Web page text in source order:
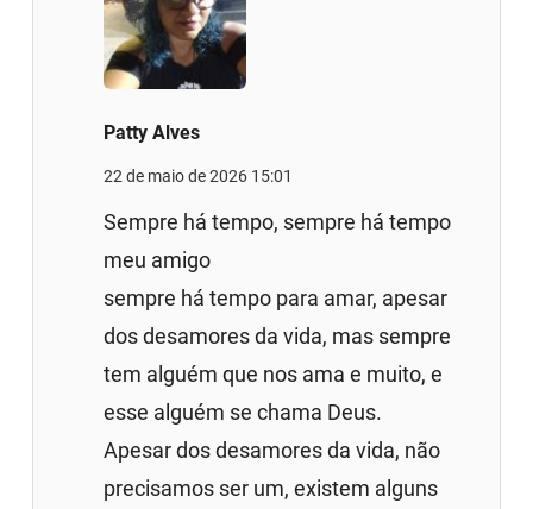
Patty Alves
22 de maio de 2026 15:01
Sempre há tempo, sempre há tempo
meu amigo
sempre há tempo para amar, apesar
dos desamores da vida, mas sempre
tem alguém que nos ama e muito, e
esse alguém se chama Deus.
Apesar dos desamores da vida, não
precisamos ser um, existem alguns